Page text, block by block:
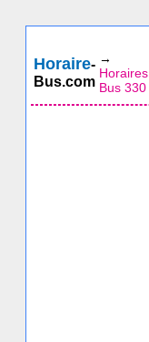
Horaire-
Bus.com
→
Horaires
Bus 330